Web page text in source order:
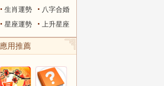
生肖運勢
八字合婚
星座運勢 上升星座
應用推薦